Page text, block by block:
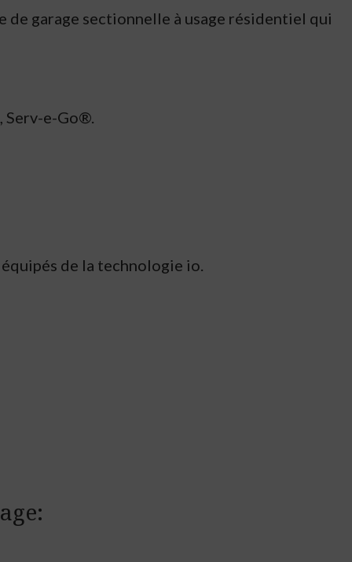
garage sectionnelle à usage résidentiel qui
Serv-e-Go®.
de la technologie io.